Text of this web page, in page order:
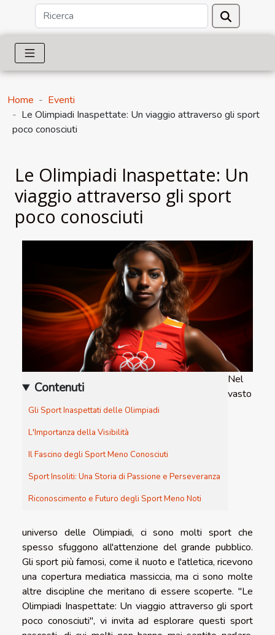
Home
Eventi
Le Olimpiadi Inaspettate: Un viaggio attraverso gli sport
poco conosciuti
Le Olimpiadi Inaspettate: Un
viaggio attraverso gli sport
poco conosciuti
Contenuti
Gli Sport Inaspettati delle Olimpiadi
L'Importanza della Visibilità
Il Fascino degli Sport Meno Conosciuti
Sport Insoliti: Una Storia di Passione e Perseveranza
Riconoscimento e Futuro degli Sport Meno Noti
Nel
vasto
universo delle Olimpiadi, ci sono molti sport che
spesso sfuggono all'attenzione del grande pubblico.
Gli sport più famosi, come il nuoto e l'atletica, ricevono
una copertura mediatica massiccia, ma ci sono molte
altre discipline che meritano di essere scoperte. "Le
Olimpiadi Inaspettate: Un viaggio attraverso gli sport
poco conosciuti", vi invita ad esplorare questi sport